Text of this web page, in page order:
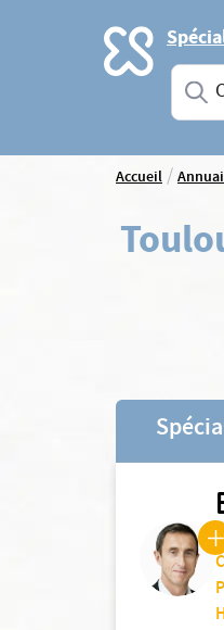
Accueil
Accueil/